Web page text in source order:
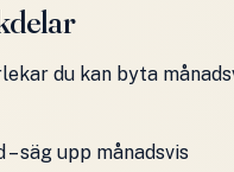
du kan byta
säg upp månadsvis